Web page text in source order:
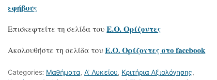
εφήβους
Επισκεφτείτε τη σελίδα τουΕ.Ο. Ορίζοντες
Ακολουθήστε τη σελίδα τουΕ.Ο. Ορίζοντες στο facebook
Categories: Μαθήματα, Α' Λυκείου, Κριτήρια Αξιολόγησης,